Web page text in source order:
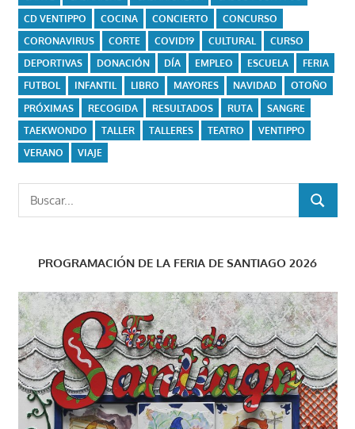
CD VENTIPPO
COCINA CONCIERTO
CONCURSO
CORONAVIRUS
CORTE COVID19 CULTURAL
CURSO
DEPORTIVAS
DONACIÓN DÍA EMPLEO ESCUELA
FERIA
FUTBOL
INFANTIL LIBRO MAYORES NAVIDAD
OTOÑO
PRÓXIMAS
RECOGIDA RESULTADOS RUTA
SANGRE
TAEKWONDO
TALLER TALLERES TEATRO
VENTIPPO
VERANO
VIAJE
Buscar:
BUSCAR
PROGRAMACIÓN DE LA FERIA DE SANTIAGO 2026